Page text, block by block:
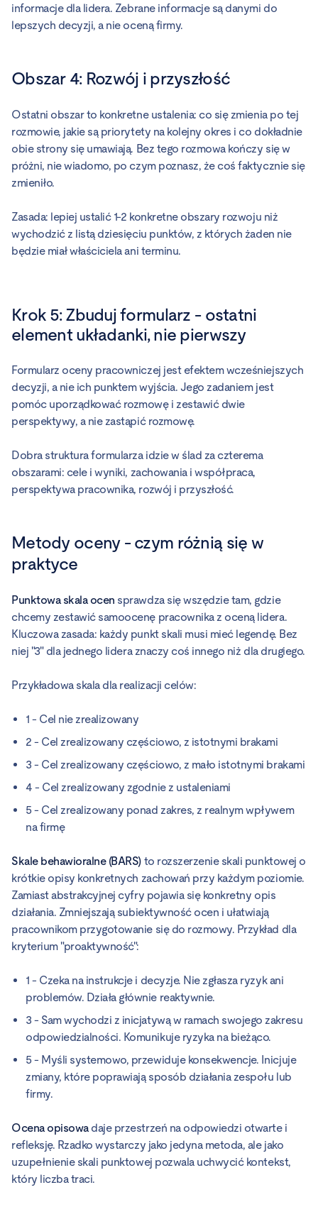
informacje dla lidera. Zebrane informacje są danymi do
lepszych decyzji, a nie oceną firmy.
Obszar 4: Rozwój i przyszłość
Ostatni obszar to konkretne ustalenia: co się zmienia po tej
rozmowie, jakie są priorytety na kolejny okres i co dokładnie
obie strony się umawiają. Bez tego rozmowa kończy się w
próżni, nie wiadomo, po czym poznasz, że coś faktycznie się
zmieniło.
Zasada: lepiej ustalić 1-2 konkretne obszary rozwoju niż
wychodzić z listą dziesięciu punktów, z których żaden nie
będzie miał właściciela ani terminu.
Krok 5: Zbuduj formularz - ostatni
element układanki, nie pierwszy
Formularz oceny pracowniczej jest efektem wcześniejszych
decyzji, a nie ich punktem wyjścia. Jego zadaniem jest
pomóc uporządkować rozmowę i zestawić dwie
perspektywy, a nie zastąpić rozmowę.
Dobra struktura formularza idzie w ślad za czterema
obszarami: cele i wyniki, zachowania i współpraca,
perspektywa pracownika, rozwój i przyszłość.
Metody oceny - czym różnią się w
praktyce
Punktowa skala ocen sprawdza się wszędzie tam, gdzie
chcemy zestawić samoocenę pracownika z oceną lidera.
Kluczowa zasada: każdy punkt skali musi mieć legendę. Bez
niej "3" dla jednego lidera znaczy coś innego niż dla drugiego.
Przykładowa skala dla realizacji celów:
1 - Cel nie zrealizowany
2 - Cel zrealizowany częściowo, z istotnymi brakami
3 - Cel zrealizowany częściowo, z mało istotnymi brakami
4 - Cel zrealizowany zgodnie z ustaleniami
5 - Cel zrealizowany ponad zakres, z realnym wpływem
na firmę
Skale behawioralne (BARS) to rozszerzenie skali punktowej o
krótkie opisy konkretnych zachowań przy każdym poziomie.
Zamiast abstrakcyjnej cyfry pojawia się konkretny opis
działania. Zmniejszają subiektywność ocen i ułatwiają
pracownikom przygotowanie się do rozmowy. Przykład dla
kryterium "proaktywność":
1 - Czeka na instrukcje i decyzje. Nie zgłasza ryzyk ani
problemów. Działa głównie reaktywnie.
3 - Sam wychodzi z inicjatywą w ramach swojego zakresu
odpowiedzialności. Komunikuje ryzyka na bieżąco.
5 - Myśli systemowo, przewiduje konsekwencje. Inicjuje
zmiany, które poprawiają sposób działania zespołu lub
firmy.
Ocena opisowadaje przestrzeń na odpowiedzi otwarte i
refleksję. Rzadko wystarczy jako jedyna metoda, ale jako
uzupełnienie skali punktowej pozwala uchwycić kontekst,
który liczba traci.